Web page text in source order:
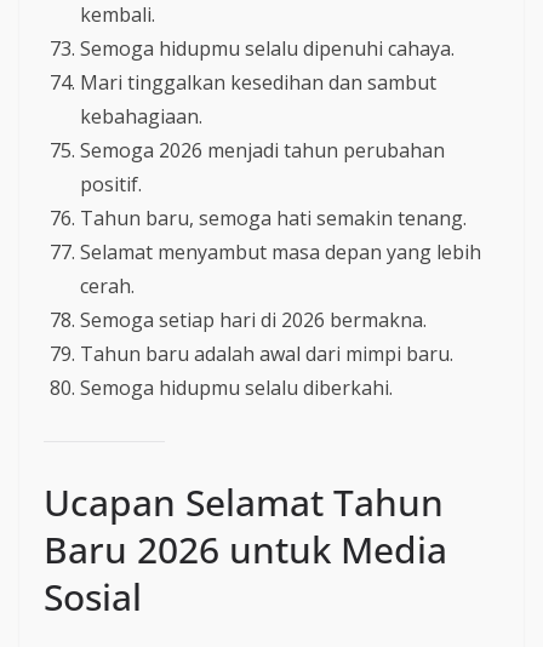
kembali.
Semoga hidupmu selalu dipenuhi cahaya.
Mari tinggalkan kesedihan dan sambut
kebahagiaan.
Semoga 2026 menjadi tahun perubahan
positif.
Tahun baru, semoga hati semakin tenang.
Selamat menyambut masa depan yang lebih
cerah.
Semoga setiap hari di 2026 bermakna.
Tahun baru adalah awal dari mimpi baru.
Semoga hidupmu selalu diberkahi.
Ucapan Selamat Tahun
Baru 2026 untuk Media
Sosial